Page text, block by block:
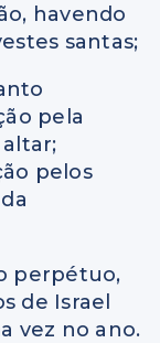
havendo
santas;
pela
pelos
perpétuo,
de Israel
vez no ano.